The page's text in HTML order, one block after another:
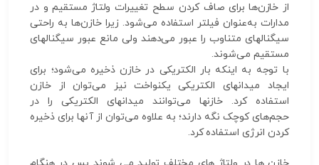
از خازن‌ها برای صاف کردن سطح تغییرات ولتاژ مستقیم و در
مدارات به‌عنوان فیلتر استفاده می‌شود. زیرا خازن‌ها به راحتی
سیگنالهای متناوب را عبور می‌دهند ولی مانع عبور سیگنالهای
مستقیم می‌شوند.
با توجه به اینکه بار الکتریکی در خازن ذخیره می‌شود؛ برای
ایجاد میدانهای الکتریکی یکنواخت نیز می‌توان از خازن
استفاده کرد. خازنها می‌توانند میدانهای الکتریکی را در
حجم‌های کوچک نگه دارند؛ به علاوه می‌توان از آنها برای ذخیره
کردن انرژی استفاده کرد.